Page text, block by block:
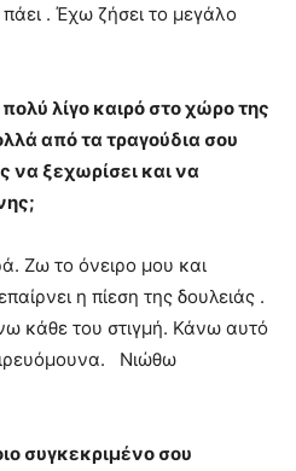
. Έχω ζήσει το μεγάλο
λίγο καιρό στο χώρο της
από τα τραγούδια σου
να ξεχωρίσει και να
Ζω το όνειρο μου και
η πίεση της δουλειάς .
κάθε του στιγμή. Κάνω αυτό
Νιώθω
συγκεκριμένο σου